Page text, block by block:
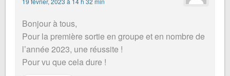
Bonjour à tous,
Pour la première sortie en groupe et en nombre de
l’année 2023, une réussite !
Pour vu que cela dure !